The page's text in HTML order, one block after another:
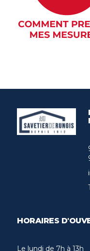
HORAIRES
Le lundi de 7h à 13h